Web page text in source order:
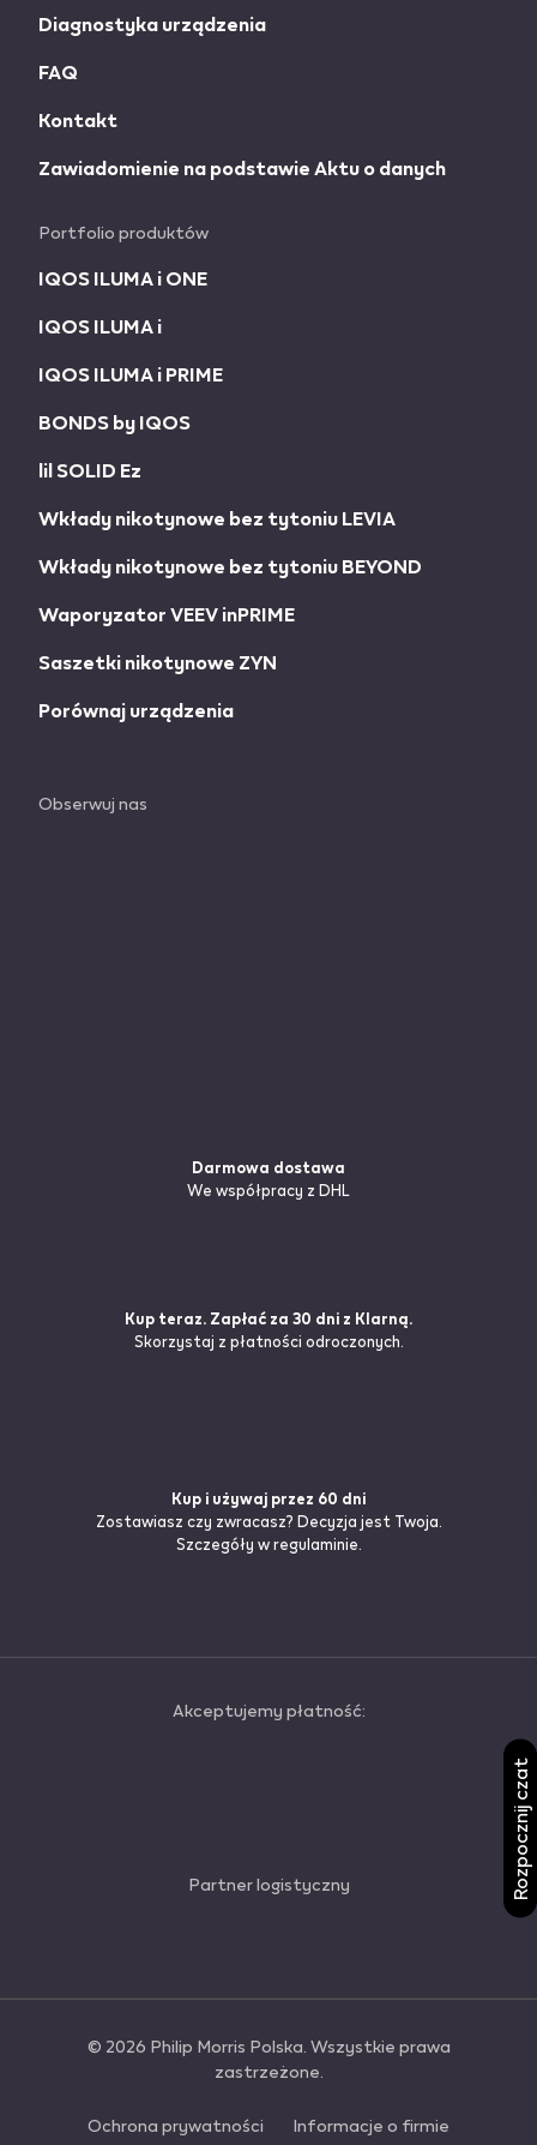
Diagnostyka urządzenia
FAQ
Kontakt
Zawiadomienie na podstawie Aktu o danych
Portfolio produktów
IQOS ILUMA i ONE
IQOS ILUMA i
IQOS ILUMA i PRIME
BONDS by IQOS
lil SOLID Ez
Wkłady nikotynowe bez tytoniu LEVIA
Wkłady nikotynowe bez tytoniu BEYOND
Waporyzator VEEV inPRIME
Saszetki nikotynowe ZYN
Porównaj urządzenia
Obserwuj nas
Darmowa dostawa
We współpracy z DHL
Kup teraz. Zapłać za 30 dni z Klarną.
Skorzystaj z płatności odroczonych.
Kup i używaj przez 60 dni
Zostawiasz czy zwracasz? Decyzja jest Twoja.
Szczegóły w regulaminie.
Akceptujemy płatność:
Partner logistyczny
© 2026 Philip Morris Polska. Wszystkie prawa
zastrzeżone.
Ochrona prywatności Informacje o firmie
Rozpocznij czat